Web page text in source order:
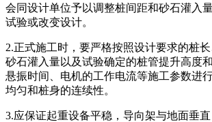
会同设计单位予以调整桩间距和砂石灌入
试验或改变设计。
2.正式施工时，要严格按照设计要求的桩长
砂石灌入量以及试验确定的桩管提升高度
悬振时间、电机的工作电流等施工参数进
均匀和桩身的连续性。
3.应保证起重设备平稳，导向架与地面垂